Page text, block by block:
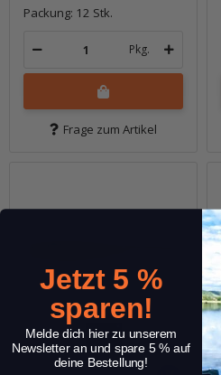
Packung: 12 Stk.
Pkg.
Frage zum Artikel
Jetzt 5 %
sparen!
Melde dich hier zu unserem
Newsletter an und spare 5 % auf
deine Bestellung!